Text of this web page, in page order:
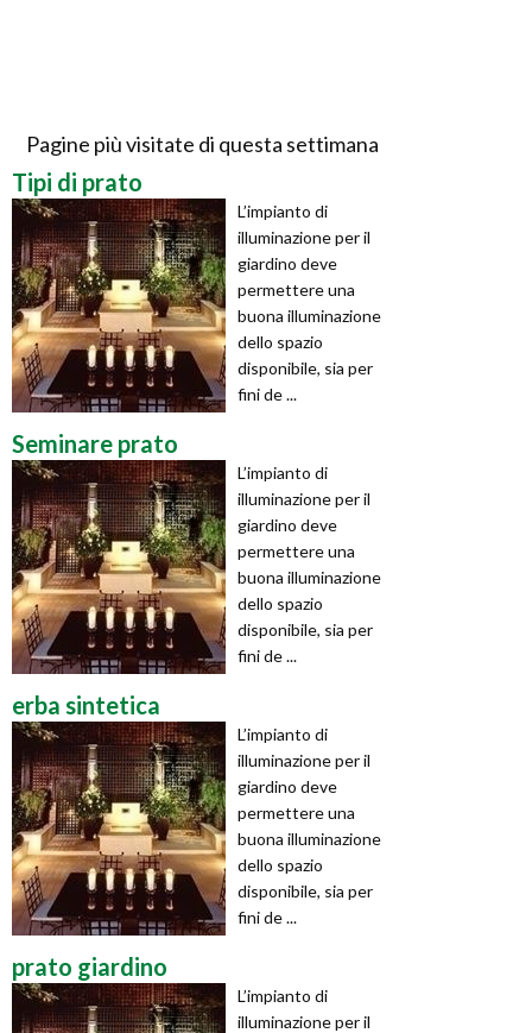
Pagine più visitate di questa settimana
Tipi di prato
L’impianto di
illuminazione per il
giardino deve
permettere una
buona illuminazione
dello spazio
disponibile, sia per
fini de ...
Seminare prato
L’impianto di
illuminazione per il
giardino deve
permettere una
buona illuminazione
dello spazio
disponibile, sia per
fini de ...
erba sintetica
L’impianto di
illuminazione per il
giardino deve
permettere una
buona illuminazione
dello spazio
disponibile, sia per
fini de ...
prato giardino
L’impianto di
illuminazione per il